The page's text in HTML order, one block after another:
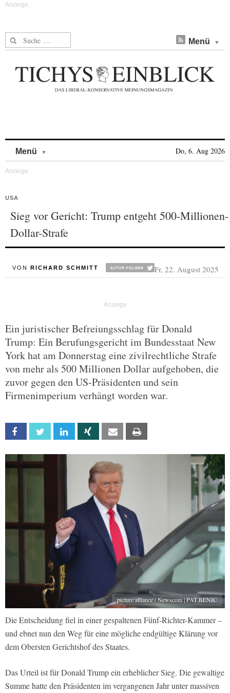
Suche nach: Menü
Menü Do, 6. Aug 2026
USA
Sieg vor Gericht: Trump entgeht 500-Millionen-
Dollar-Strafe
VON RICHARD SCHMITT Fr, 22. August 2025
Ein juristischer Befreiungsschlag für Donald
Trump: Ein Berufungsgericht im Bundesstaat New
York hat am Donnerstag eine zivilrechtliche Strafe
von mehr als 500 Millionen Dollar aufgehoben, die
zuvor gegen den US-Präsidenten und sein
Firmenimperium verhängt worden war.
Facebook Twitter Linkedin Xing Email
picture alliance / Newscom | PAT BENIC
Die Entscheidung fiel in einer gespaltenen Fünf-Richter-Kammer –
und ebnet nun den Weg für eine mögliche endgültige Klärung vor
dem Obersten Gerichtshof des Staates.
Das Urteil ist für Donald Trump ein erheblicher Sieg. Die gewaltige
Summe hatte den Präsidenten im vergangenen Jahr unter massiven